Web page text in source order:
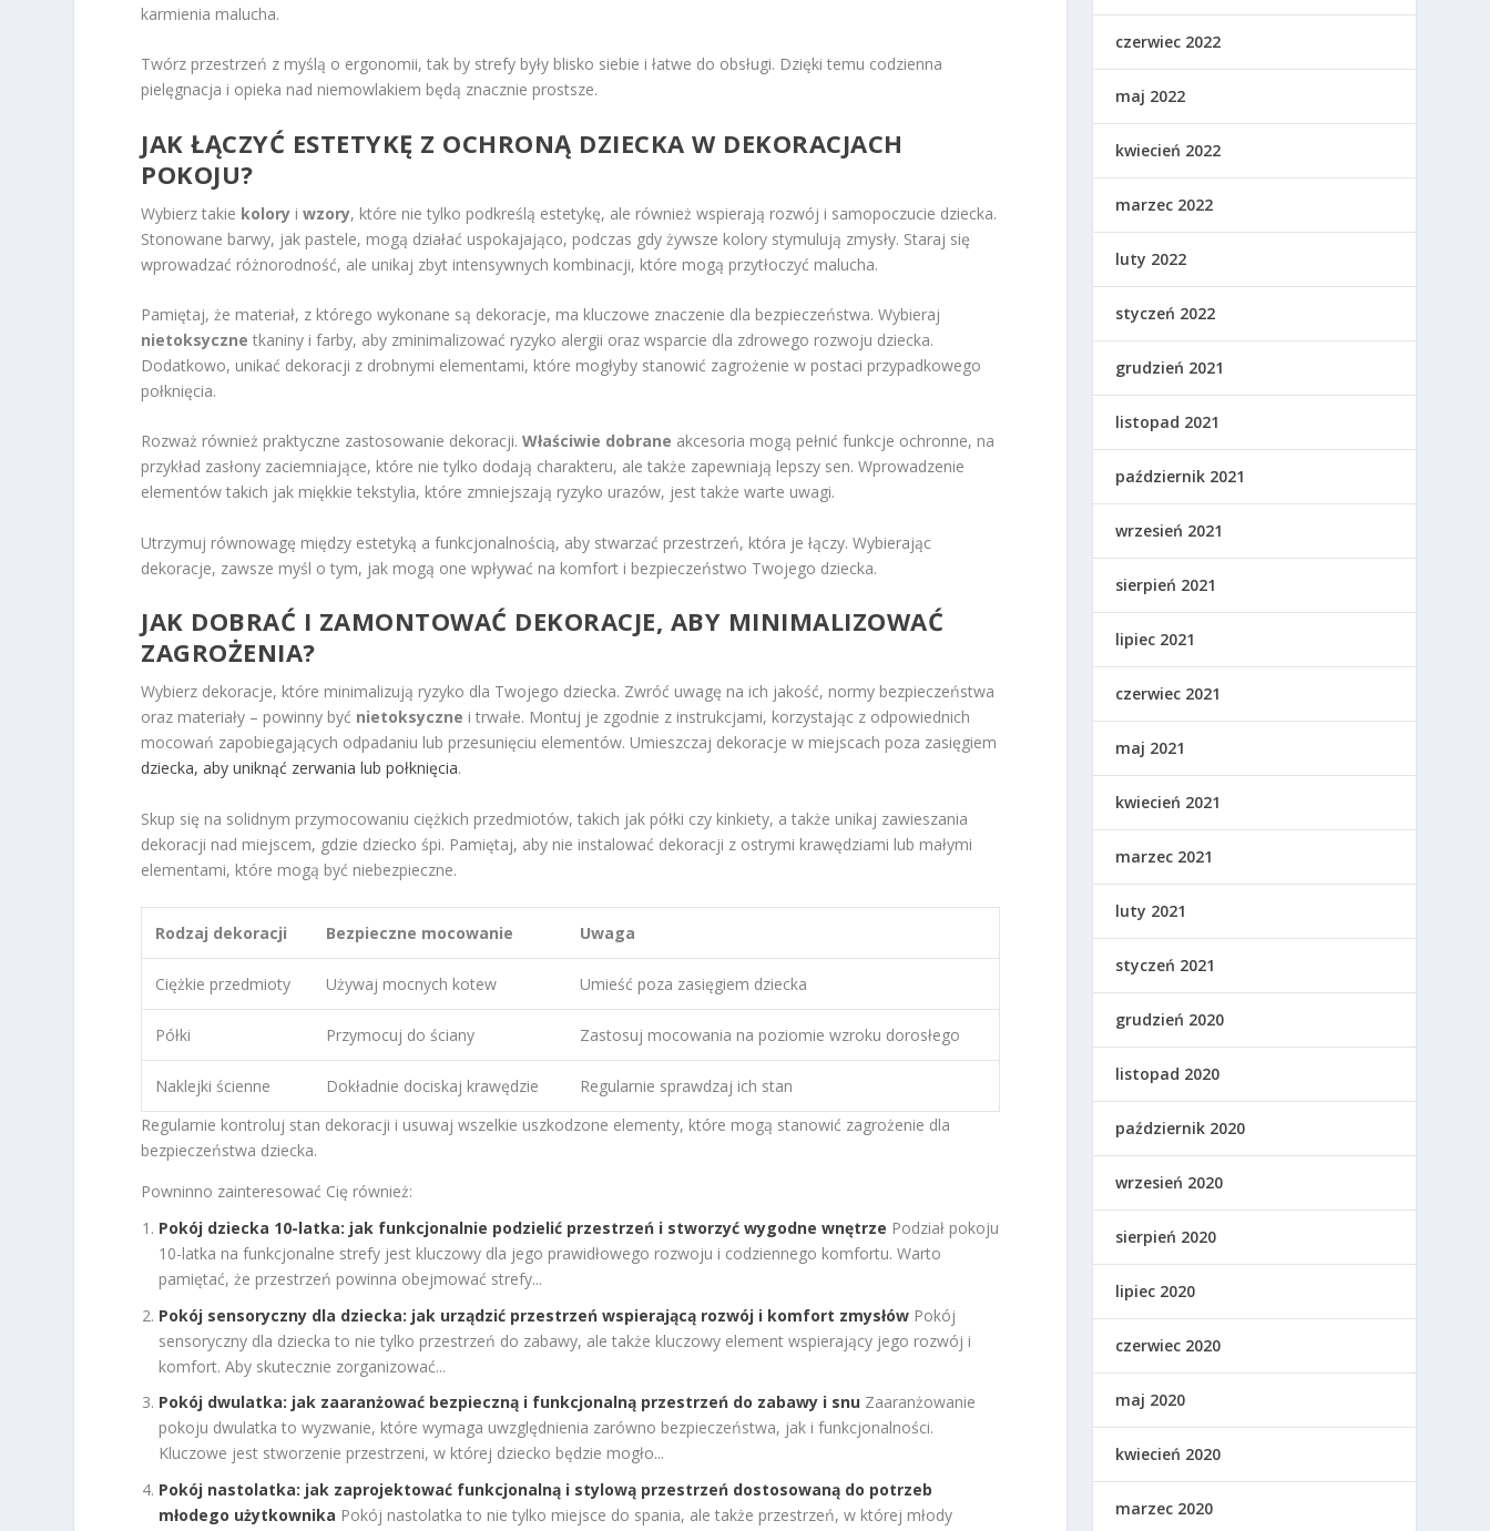
karmienia malucha.
Twórz przestrzeń z myślą o ergonomii, tak by strefy były blisko siebie i łatwe do obsługi. Dzięki temu codzienna
pielęgnacja i opieka nad niemowlakiem będą znacznie prostsze.
JAK ŁĄCZYĆ ESTETYKĘ Z OCHRONĄ DZIECKA W DEKORACJACH
POKOJU?
Wybierz takie kolory iwzory, które nie tylko podkreślą estetykę, ale również wspierają rozwój i samopoczucie dziecka.
Stonowane barwy, jak pastele, mogą działać uspokajająco, podczas gdy żywsze kolory stymulują zmysły. Staraj się
wprowadzać różnorodność, ale unikaj zbyt intensywnych kombinacji, które mogą przytłoczyć malucha.
Pamiętaj, że materiał, z którego wykonane są dekoracje, ma kluczowe znaczenie dla bezpieczeństwa. Wybieraj
nietoksyczne tkaniny i farby, aby zminimalizować ryzyko alergii oraz wsparcie dla zdrowego rozwoju dziecka.
Dodatkowo, unikać dekoracji z drobnymi elementami, które mogłyby stanowić zagrożenie w postaci przypadkowego
połknięcia.
Rozważ również praktyczne zastosowanie dekoracji.Właściwie dobrane akcesoria mogą pełnić funkcje ochronne, na
przykład zasłony zaciemniające, które nie tylko dodają charakteru, ale także zapewniają lepszy sen. Wprowadzenie
elementów takich jak miękkie tekstylia, które zmniejszają ryzyko urazów, jest także warte uwagi.
Utrzymuj równowagę między estetyką a funkcjonalnością, aby stwarzać przestrzeń, która je łączy. Wybierając
dekoracje, zawsze myśl o tym, jak mogą one wpływać na komfort i bezpieczeństwo Twojego dziecka.
JAK DOBRAĆ I ZAMONTOWAĆ DEKORACJE, ABY MINIMALIZOWAĆ
ZAGROŻENIA?
Wybierz dekoracje, które minimalizują ryzyko dla Twojego dziecka. Zwróć uwagę na ich jakość, normy bezpieczeństwa
oraz materiały – powinny być nietoksyczne i trwałe. Montuj je zgodnie z instrukcjami, korzystając z odpowiednich
mocowań zapobiegających odpadaniu lub przesunięciu elementów. Umieszczaj dekoracje w miejscach poza zasięgiem
dziecka, aby uniknąć zerwania lub połknięcia.
Skup się na solidnym przymocowaniu ciężkich przedmiotów, takich jak półki czy kinkiety, a także unikaj zawieszania
dekoracji nad miejscem, gdzie dziecko śpi. Pamiętaj, aby nie instalować dekoracji z ostrymi krawędziami lub małymi
elementami, które mogą być niebezpieczne.
Rodzaj dekoracji Bezpieczne mocowanie Uwaga
Ciężkie przedmioty Używaj mocnych kotew Umieść poza zasięgiem dziecka
Półki Przymocuj do ściany Zastosuj mocowania na poziomie wzroku dorosłego
Naklejki ścienne Dokładnie dociskaj krawędzie
Regularnie sprawdzaj ich stan
Regularnie kontroluj stan dekoracji i usuwaj wszelkie uszkodzone elementy, które mogą stanowić zagrożenie dla
bezpieczeństwa dziecka.
Powninno zainteresować Cię również:
Pokój dziecka 10-latka: jak funkcjonalnie podzielić przestrzeń i stworzyć wygodne wnętrze Podział pokoju
10-latka na funkcjonalne strefy jest kluczowy dla jego prawidłowego rozwoju i codziennego komfortu. Warto
pamiętać, że przestrzeń powinna obejmować strefy...
Pokój sensoryczny dla dziecka: jak urządzić przestrzeń wspierającą rozwój i komfort zmysłów Pokój
sensoryczny dla dziecka to nie tylko przestrzeń do zabawy, ale także kluczowy element wspierający jego rozwój i
komfort. Aby skutecznie zorganizować...
Pokój dwulatka: jak zaaranżować bezpieczną i funkcjonalną przestrzeń do zabawy i snu Zaaranżowanie
pokoju dwulatka to wyzwanie, które wymaga uwzględnienia zarówno bezpieczeństwa, jak i funkcjonalności.
Kluczowe jest stworzenie przestrzeni, w której dziecko będzie mogło...
Pokój nastolatka: jak zaprojektować funkcjonalną i stylową przestrzeń dostosowaną do potrzeb
młodego użytkownika Pokój nastolatka to nie tylko miejsce do spania, ale także przestrzeń, w której młody
czerwiec 2022
maj 2022
kwiecień 2022
marzec 2022
luty 2022
styczeń 2022
grudzień 2021
listopad 2021
październik 2021
wrzesień 2021
sierpień 2021
lipiec 2021
czerwiec 2021
maj 2021
kwiecień 2021
marzec 2021
luty 2021
styczeń 2021
grudzień 2020
listopad 2020
październik 2020
wrzesień 2020
sierpień 2020
lipiec 2020
czerwiec 2020
maj 2020
kwiecień 2020
marzec 2020